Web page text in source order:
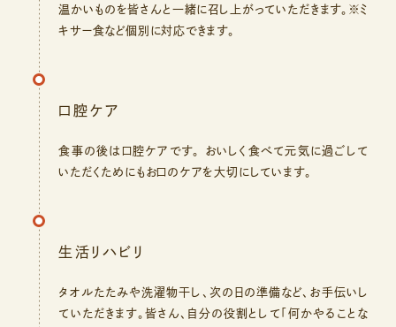
温かいものを皆さんと一緒に召し上がっていただきます。※ミ
キサー食など個別に対応できます。
口腔ケア
食事の後は口腔ケアです。 おいしく食べて元気に過ごして
いただくためにもお口のケアを大切にしています。
生活リハビリ
タオルたたみや洗濯物干し、次の日の準備など、お手伝いし
ていただきます。皆さん、自分の役割として「何かやることな